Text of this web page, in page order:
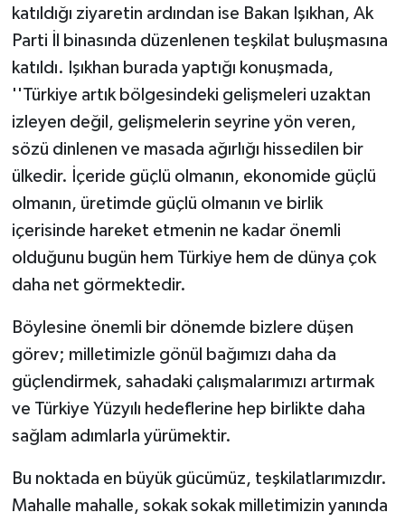
katıldığı ziyaretin ardından ise Bakan Işıkhan, Ak
Parti İl binasında düzenlenen teşkilat buluşmasına
katıldı. Işıkhan burada yaptığı konuşmada,
''Türkiye artık bölgesindeki gelişmeleri uzaktan
izleyen değil, gelişmelerin seyrine yön veren,
sözü dinlenen ve masada ağırlığı hissedilen bir
ülkedir. İçeride güçlü olmanın, ekonomide güçlü
olmanın, üretimde güçlü olmanın ve birlik
içerisinde hareket etmenin ne kadar önemli
olduğunu bugün hem Türkiye hem de dünya çok
daha net görmektedir.
Böylesine önemli bir dönemde bizlere düşen
görev; milletimizle gönül bağımızı daha da
güçlendirmek, sahadaki çalışmalarımızı artırmak
ve Türkiye Yüzyılı hedeflerine hep birlikte daha
sağlam adımlarla yürümektir.
Bu noktada en büyük gücümüz, teşkilatlarımızdır.
Mahalle mahalle, sokak sokak milletimizin yanında